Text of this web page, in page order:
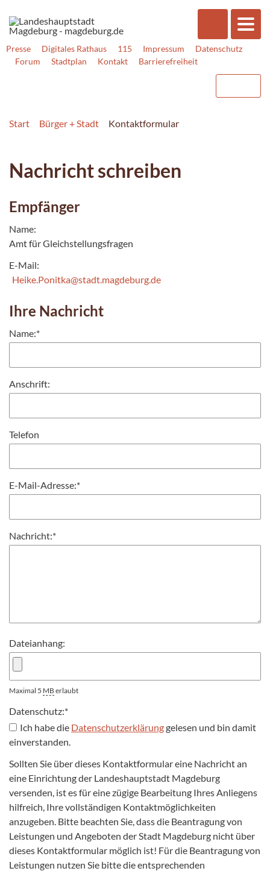
Presse Digitales Rathaus 115 Impressum
Datenschutz
Forum
Stadtplan Kontakt Barrierefreiheit
Start Bürger + Stadt Kontaktformular
Nachricht schreiben
Empfänger
Name:
Amt für Gleichstellungsfragen
E-Mail:
Heike.Ponitka@stadt.magdeburg.de
Ihre Nachricht
Name:*
Anschrift:
Telefon
E-Mail-Adresse:*
Nachricht:*
Dateianhang:
Maximal 5 MB erlaubt
Datenschutz:*
Ich habe die Datenschutzerklärunggelesen und bin damit
einverstanden.
Sollten Sie über dieses Kontaktformular eine Nachricht an
eine Einrichtung der Landeshauptstadt Magdeburg
versenden, ist es für eine zügige Bearbeitung Ihres Anliegens
hilfreich, Ihre vollständigen Kontaktmöglichkeiten
anzugeben. Bitte beachten Sie, dass die Beantragung von
Leistungen und Angeboten der Stadt Magdeburg nicht über
dieses Kontaktformular möglich ist! Für die Beantragung von
Leistungen nutzen Sie bitte die entsprechenden